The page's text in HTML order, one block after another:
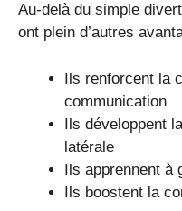
Au-delà du simple
ont plein d’autres
Ils renforcent la
communication
Ils développent
latérale
Ils apprennent à
Ils boostent la